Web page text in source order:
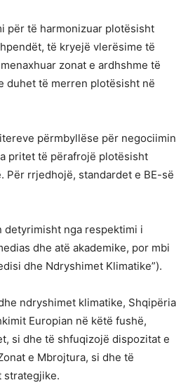
për të harmonizuar plotësisht
të kryejë vlerësime të
zonat e ardhshme të
duhet të merren plotësisht në
përmbyllëse për negociimin
pritet të përafrojë plotësisht
Për rrjedhojë, standardet e BE-së
detyrimisht nga respektimi i
dhe atë akademike, por mbi
dhe Ndryshimet Klimatike”).
ndryshimet klimatike, Shqipëria
Europian në këtë fushë,
si dhe të shfuqizojë dispozitat e
e Mbrojtura, si dhe të
strategjike.